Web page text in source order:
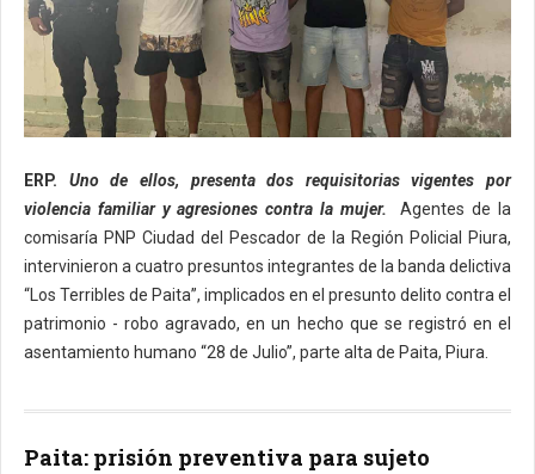
ERP.
Uno de ellos, presenta dos requisitorias vigentes por
violencia familiar y agresiones contra la mujer. Agentes de la
comisaría PNP Ciudad del Pescador de la Región Policial Piura,
intervinieron a cuatro presuntos integrantes de la banda delictiva
“Los Terribles de Paita”, implicados en el presunto delito contra el
patrimonio - robo agravado, en un hecho que se registró en el
asentamiento humano “28 de Julio”, parte alta de Paita, Piura.
Paita: prisión preventiva para sujeto